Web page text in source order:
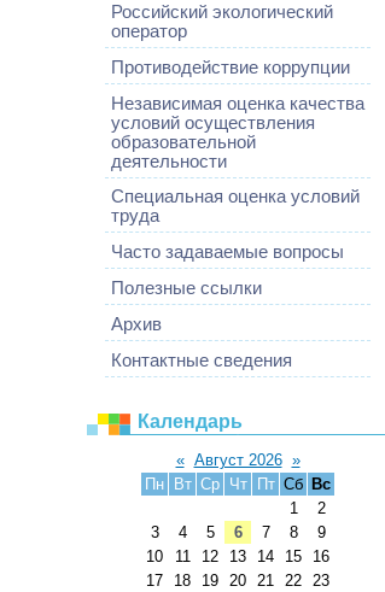
Российский экологический
оператор
Противодействие коррупции
Независимая оценка качества
условий осуществления
образовательной
деятельности
Специальная оценка условий
труда
Часто задаваемые вопросы
Полезные ссылки
Архив
Контактные сведения
Календарь
« Август 2026 »
Пн
Вт Ср Чт Пт Сб Вс
1
2
3
4 5 6 7 8
9
10
11 12 13 14 15
16
17
18 19 20 21 22 23